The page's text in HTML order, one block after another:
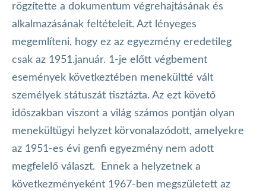
rögzítette a dokumentum végrehajtásának és
alkalmazásának feltételeit. Azt lényeges
megemlíteni, hogy ez az egyezmény eredetileg
csak az 1951.január. 1-je előtt végbement
események következtében menekültté vált
személyek státuszát tisztázta. Az ezt követő
időszakban viszont a világ számos pontján olyan
menekültügyi helyzet körvonalazódott, amelyekre
az 1951-es évi genfi egyezmény nem adott
megfelelő választ. Ennek a helyzetnek a
következményeként 1967-ben megszületett az